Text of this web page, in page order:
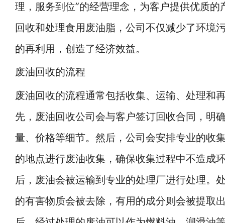
理，服务到位”的经营理念，为客户提供优质的
回收和处理食用废油脂，公司不仅减少了环境
的再利用，创造了经济效益。
废油回收的流程
废油回收的流程通常包括收集、运输、处理和
先，废油回收公司会与客户签订回收合同，明
量、价格等细节。然后，公司会安排专业的收
的地点进行废油收集，确保收集过程中不造成
后，废油会被运输到专业的处理厂进行处理。
的有害物质会被去除，有用的成分则会被提取